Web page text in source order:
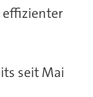
seit Mai